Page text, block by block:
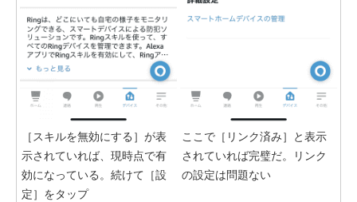
［スキルを無効にする］が表
示されていれば、現時点で有
効になっている。続けて［設
定］をタップ
ここで［リンク済み］と表示
されていれば完璧だ。リンク
の設定は問題ない